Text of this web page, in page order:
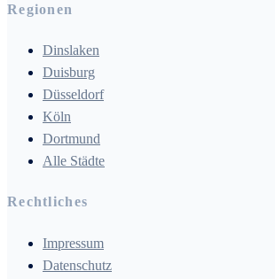
Regionen
Dinslaken
Duisburg
Düsseldorf
Köln
Dortmund
Alle Städte
Rechtliches
Impressum
Datenschutz